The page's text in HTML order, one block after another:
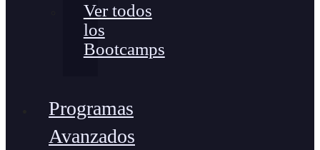
Ver todos
los
Bootcamps
Programas
Avanzados